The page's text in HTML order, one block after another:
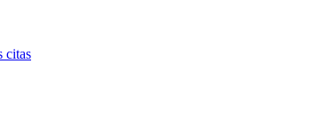
citas